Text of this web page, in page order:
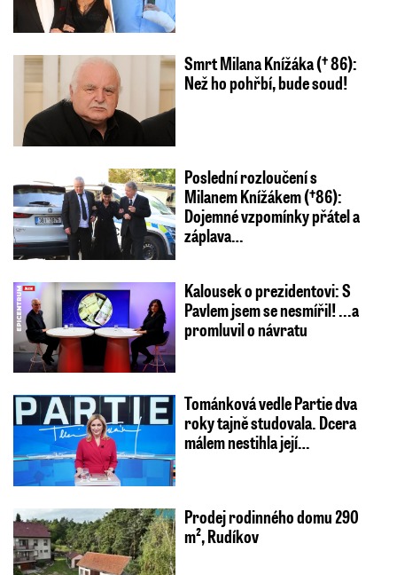
Smrt Milana Knížáka († 86):
Než ho pohřbí, bude soud!
Poslední rozloučení s
Milanem Knížákem (†86):
Dojemné vzpomínky přátel a
záplava…
Kalousek o prezidentovi: S
Pavlem jsem se nesmířil! ...a
promluvil o návratu
Tománková vedle Partie dva
roky tajně studovala. Dcera
málem nestihla její…
Prodej rodinného domu 290
m², Rudíkov